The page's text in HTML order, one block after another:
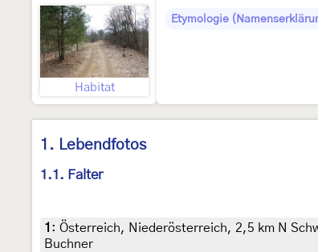
Habitat
Etymologie
1. Lebendfotos
1.1. Falter
1 : Österreich, Niederösterreich, 2,5 km N
Buchner